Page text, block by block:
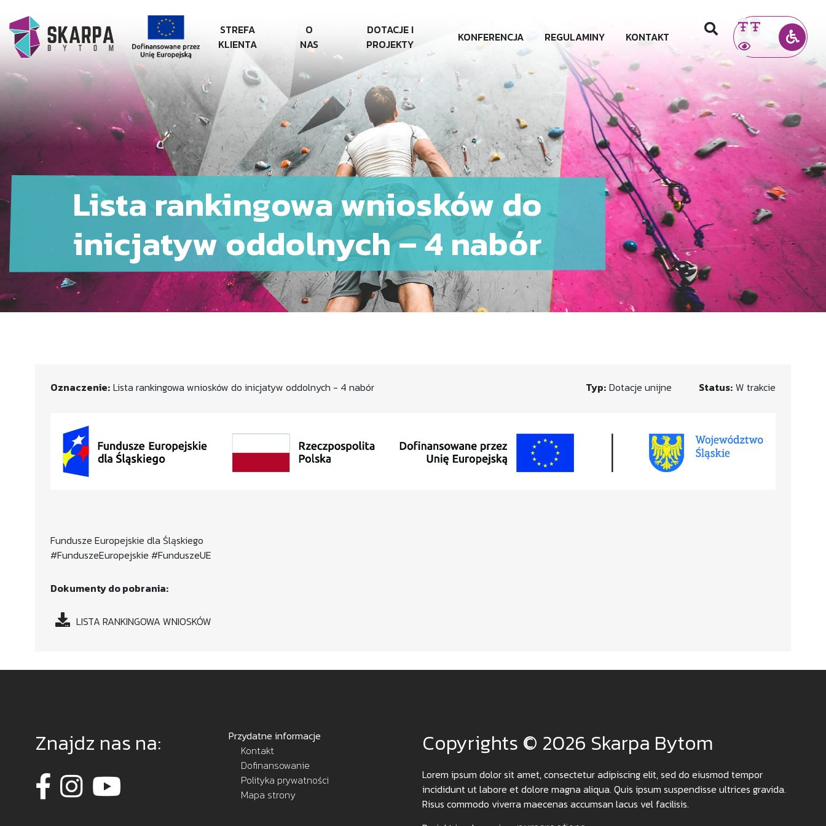
STREFA
KLIENTA
O
NAS
DOTACJE I
PROJEKTY
KONFERENCJA REGULAMINY KONTAKT
Lista rankingowa wniosków do
inicjatyw oddolnych – 4 nabór
Oznaczenie: Lista rankingowa wniosków do inicjatyw oddolnych - 4 nabór Typ: Dotacje unijne Status: W trakcie
Fundusze Europejskie dla Śląskiego
#FunduszeEuropejskie #FunduszeUE
Dokumenty do pobrania:
LISTA RANKINGOWA WNIOSKÓW
Znajdz nas na:
Przydatne informacje
Kontakt
Dofinansowanie
Polityka prywatności
Mapa strony
Copyrights © 2026 Skarpa Bytom
Lorem ipsum dolor sit amet, consectetur adipiscing elit, sed do eiusmod tempor
incididunt ut labore et dolore magna aliqua. Quis ipsum suspendisse ultrices gravida.
Risus commodo viverra maecenas accumsan lacus vel facilisis.